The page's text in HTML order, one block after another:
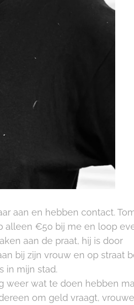
aan en hebben contact.
alleen €50 bij me en loop
aan de praat, hij is door
bij zijn vrouw en op straat
in mijn stad.
weer wat te doen hebben
om geld vraagt,